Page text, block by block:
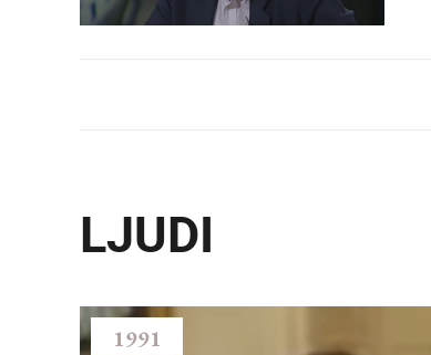
LJUDI
1991